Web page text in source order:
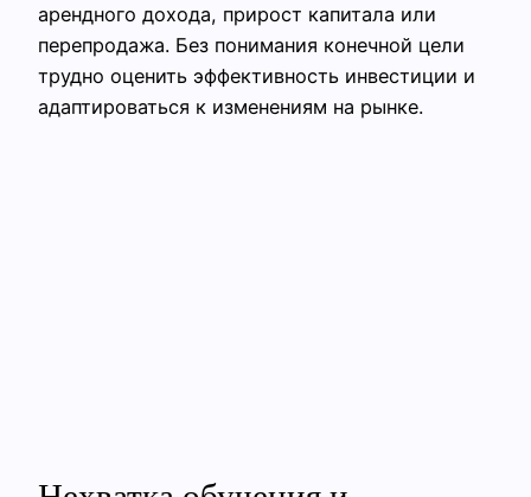
арендного дохода, прирост капитала или
перепродажа. Без понимания конечной цели
трудно оценить эффективность инвестиции и
адаптироваться к изменениям на рынке.